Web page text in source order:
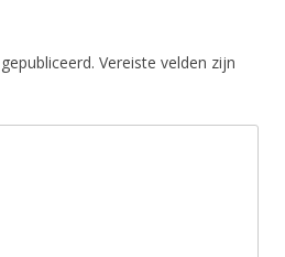
Vereiste velden zijn